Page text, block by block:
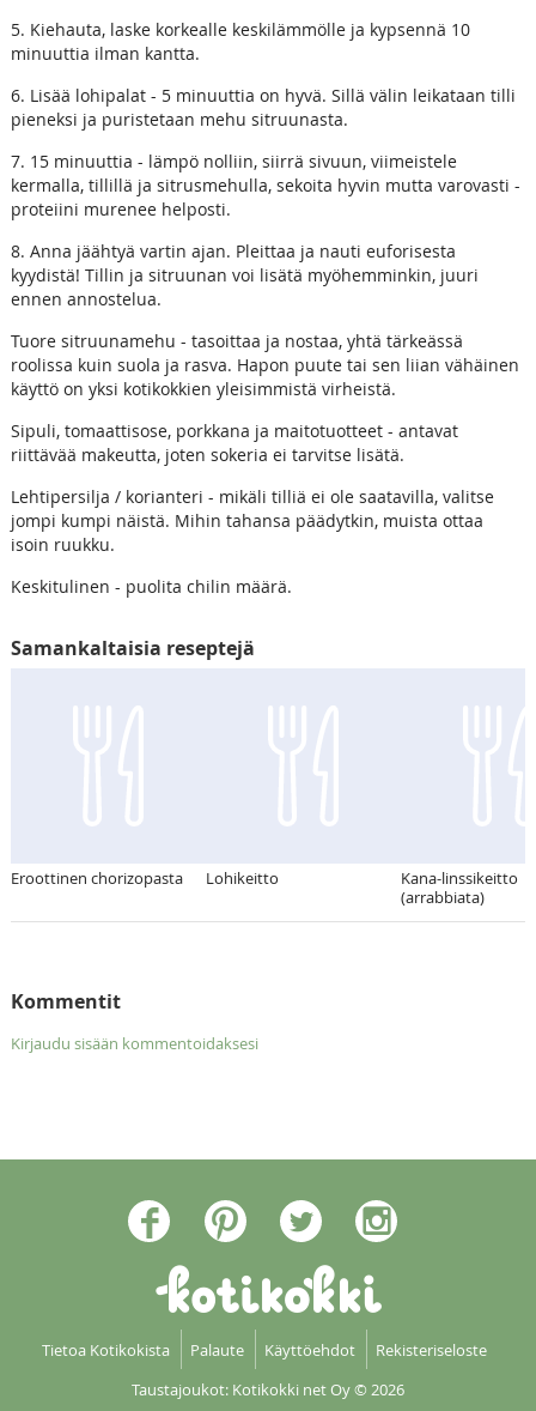
5. Kiehauta, laske korkealle keskilämmölle ja kypsennä 10
minuuttia ilman kantta.
6. Lisää lohipalat - 5 minuuttia on hyvä. Sillä välin leikataan tilli
pieneksi ja puristetaan mehu sitruunasta.
7. 15 minuuttia - lämpö nolliin, siirrä sivuun, viimeistele
kermalla, tillillä ja sitrusmehulla, sekoita hyvin mutta varovasti -
proteiini murenee helposti.
8. Anna jäähtyä vartin ajan. Pleittaa ja nauti euforisesta
kyydistä! Tillin ja sitruunan voi lisätä myöhemminkin, juuri
ennen annostelua.
Tuore sitruunamehu - tasoittaa ja nostaa, yhtä tärkeässä
roolissa kuin suola ja rasva. Hapon puute tai sen liian vähäinen
käyttö on yksi kotikokkien yleisimmistä virheistä.
Sipuli, tomaattisose, porkkana ja maitotuotteet - antavat
riittävää makeutta, joten sokeria ei tarvitse lisätä.
Lehtipersilja / korianteri - mikäli tilliä ei ole saatavilla, valitse
jompi kumpi näistä. Mihin tahansa päädytkin, muista ottaa
isoin ruukku.
Keskitulinen - puolita chilin määrä.
Samankaltaisia reseptejä
Eroottinen chorizopasta Lohikeitto
Kana-linssikeitto
(arrabbiata)
Kommentit
Kirjaudu sisään kommentoidaksesi
Tietoa Kotikokista Palaute Käyttöehdot
Rekisteriseloste
Taustajoukot: Kotikokki net Oy© 2026